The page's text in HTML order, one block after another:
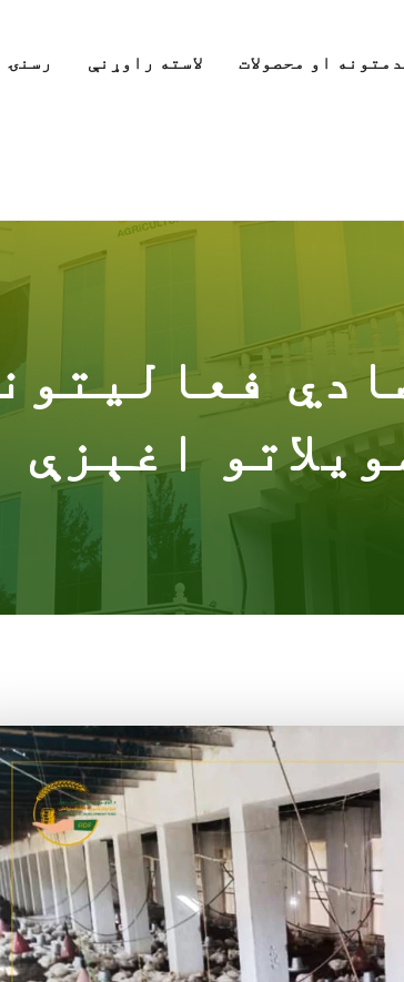
او محصولات لاسته راوړنې رسنۍ
اغېزې